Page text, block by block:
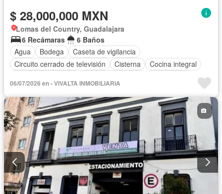
$ 28,000,000 MXN
Lomas del Country, Guadalajara
6 Recámaras
6 Baños
Agua
Bodega
Caseta de vigilancia
Circuito cerrado de televisión
Cisterna
Cocina integral
Elevador
Estacionamiento Gas natural
Despacho
Seguridad
Televisión por cable
Vista panorámica
Wifi
06/07/2026 en - VIVALTA INMOBILIARIA